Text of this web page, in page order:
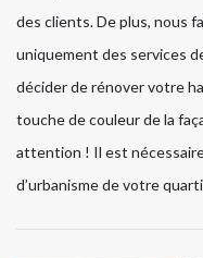
des clients. De plus, nous
uniquement des services
décider de rénover votre
touche de couleur de la
attention ! Il est
d’urbanisme de votre